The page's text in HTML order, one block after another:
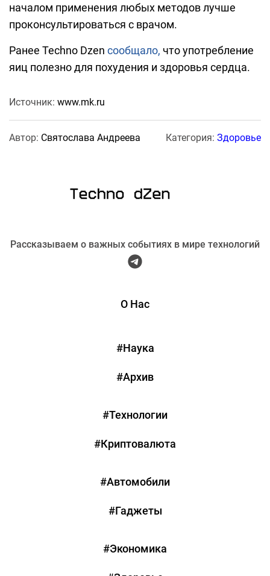
началом применения любых методов лучше
проконсультироваться с врачом.
Ранее Techno Dzen сообщало, что употребление
яиц полезно для похудения и здоровья сердца.
Источник: www.mk.ru
Автор: Святослава Андреева Категория: Здоровье
Рассказываем о важных событиях в мире технологий
О Нас
#Наука
#Архив
#Технологии
#Криптовалюта
#Автомобили
#Гаджеты
#Экономика